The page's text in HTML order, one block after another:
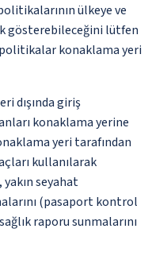
ülkeye ve
gösterebileceğini lütfen
konaklama yeri
dışında giriş
konaklama yerine
yeri tarafından
kullanılarak
seyahat
(pasaport kontrol
raporu sunmalarını